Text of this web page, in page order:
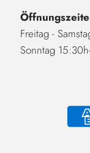
Freitag -
Sonntag